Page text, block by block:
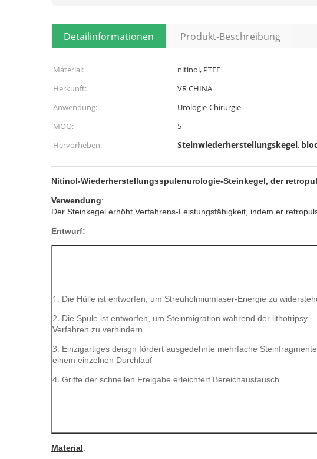
Detailinformationen Produkt-Beschreibung
Material: nitinol, PTFE
Herkunft:
VR CHINA
Anwendung:
Urologie-Chirurgie
MOQ:
5
Hervorheben:
Steinwiederherstellungskegel,
Nitinol-Wiederherstellungsspulenurologie-Steinkegel, der
Verwendung:
Der Steinkegel erhöht Verfahrens-Leistungsfähigkeit, indem er
Entwurf:
1. Die Hülle ist entworfen, um Streuholmiumlaser-Energie zu
2. Die Spule ist entworfen, um Steinmigration während der lithotripsy
Verfahren zu verhindern
3. Einzigartiges deisgn fördert ausgedehnte mehrfache
einem einzelnen Durchlauf
4. Griffe der schnellen Freigabe erleichtert Bereichaustausch
Material: